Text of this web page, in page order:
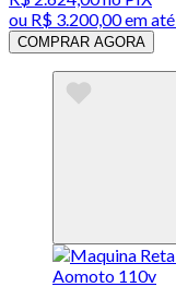
ou R$ 3.200,00em até
COMPRAR AGORA